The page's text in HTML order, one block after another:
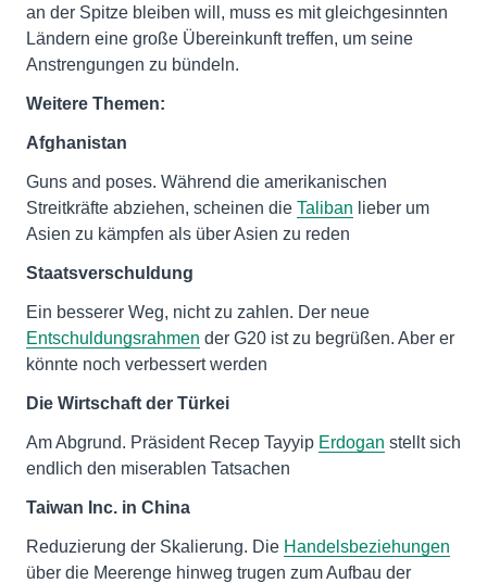
an der Spitze bleiben will, muss es mit gleichgesinnten
Ländern eine große Übereinkunft treffen, um seine
Anstrengungen zu bündeln.
Weitere Themen:
Afghanistan
Guns and poses. Während die amerikanischen
Streitkräfte abziehen, scheinen die Taliban lieber um
Asien zu kämpfen als über Asien zu reden
Staatsverschuldung
Ein besserer Weg, nicht zu zahlen. Der neue
Entschuldungsrahmen der G20 ist zu begrüßen. Aber er
könnte noch verbessert werden
Die Wirtschaft der Türkei
Am Abgrund. Präsident Recep Tayyip Erdogan stellt sich
endlich den miserablen Tatsachen
Taiwan Inc. in China
Reduzierung der Skalierung. Die Handelsbeziehungen
über die Meerenge hinweg trugen zum Aufbau der